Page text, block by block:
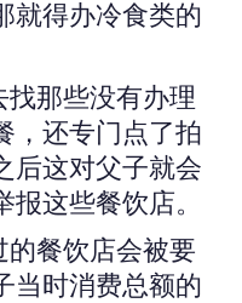
就得办冷食类的
那些没有办理
，还专门点了拍
后这对父子就会
这些餐饮店。
餐饮店会被要
当时消费总额的